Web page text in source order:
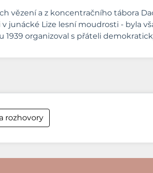
vězení a z koncentračního tábora
junácké Lize lesní moudrosti - byla
1939 organizoval s přáteli
rozhovory